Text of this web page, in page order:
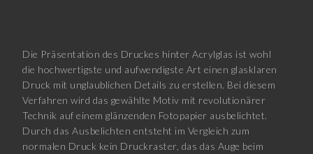
Die Präsentation des Druckes hinter Acrylglas ist wohl
die hochwertigste und aufwendigste Art einen glasklaren
Druck mit unglaublichen Details zu erstellen. Bei diesem
Verfahren wird das gewählte Motiv mit revolutionärer
Technik auf einem glänzenden Fotopapier ausbelichtet.
Durch das Ausbelichten entsteht im Vergleich zum
normalen Druck kein Druckraster, das das Auge beim